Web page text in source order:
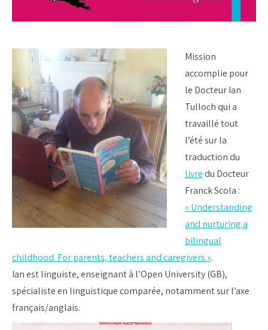
Mission
accomplie pour
le Docteur Ian
Tulloch qui a
travaillé tout
l’été sur la
traduction du
livredu Docteur
Franck Scola :
« Understanding
and nurturing a
bilingual
childhood. For parents, teachers and caregivers ».
Ian est linguiste, enseignant à l’Open University (GB),
spécialiste en linguistique comparée, notamment sur l’axe
français/anglais.